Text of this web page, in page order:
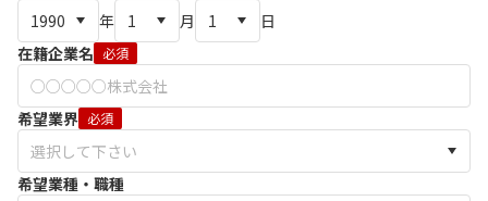
年 月
日
在籍企業名 必須
希望業界 必須
希望業種・職種